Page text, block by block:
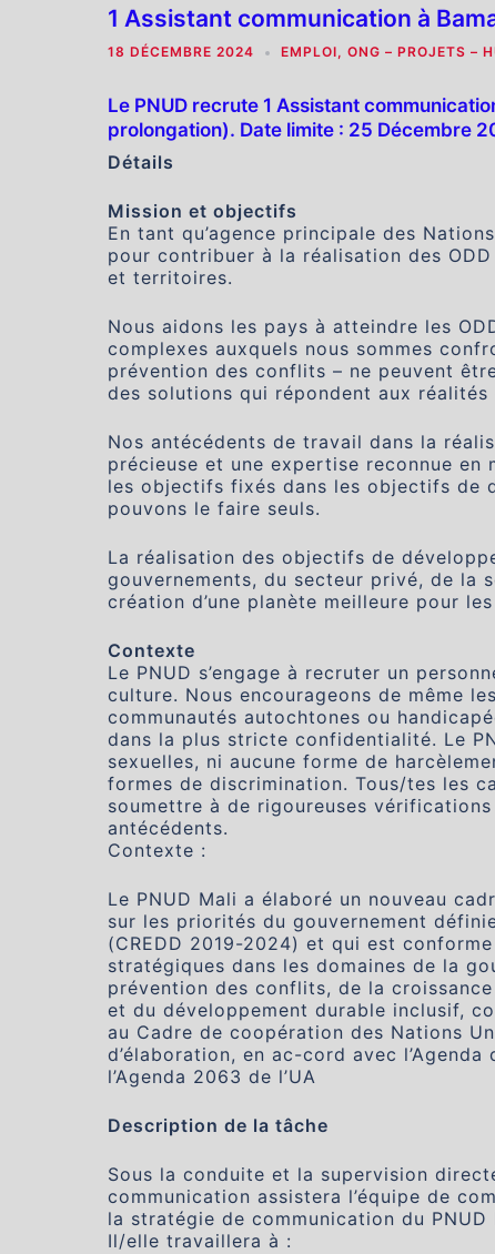
1 Assistant communication à
18 DÉCEMBRE 2024 EMPLOI, ONG – PROJETS –
Le PNUD recrute 1 Assistant
prolongation). Date limite : 25 Décembre
Détails
Mission et objectifs
En tant qu’agence principale des
pour contribuer à la réalisation des
et territoires.
Nous aidons les pays à atteindre les
complexes auxquels nous sommes
prévention des conflits – ne peuvent
des solutions qui répondent aux
Nos antécédents de travail dans la
précieuse et une expertise reconnue
les objectifs fixés dans les objectifs de
pouvons le faire seuls.
La réalisation des objectifs de
gouvernements, du secteur privé, de la
création d’une planète meilleure pour
Contexte
Le PNUD s’engage à recruter un
culture. Nous encourageons de même
communautés autochtones ou
dans la plus stricte confidentialité. Le
sexuelles, ni aucune forme de
formes de discrimination. Tous/tes les
soumettre à de rigoureuses
antécédents.
Contexte :
Le PNUD Mali a élaboré un nouveau
sur les priorités du gouvernement
(CREDD 2019-2024) et qui est
stratégiques dans les domaines de la
prévention des conflits, de la
et du développement durable inclusif,
au Cadre de coopération des Nations
d’élaboration, en ac-cord avec
l’Agenda 2063 de l’UA
Description de la tâche
Sous la conduite et la supervision
communication assistera l’équipe de
la stratégie de communication du
Il/elle travaillera à :